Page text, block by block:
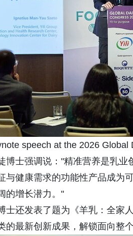
speech at the 2026 Global
博士强调说："精准营养是乳
与健康需求的功能性产品成为
的增长潜力。"
士还发表了题为《羊乳：全家
的最新创新成果，解锁面向整